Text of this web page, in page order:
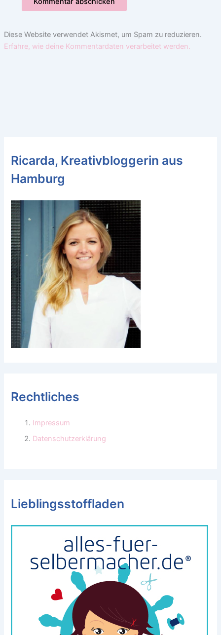
Diese Website verwendet Akismet, um Spam zu reduzieren.
Erfahre, wie deine Kommentardaten verarbeitet werden.
Ricarda, Kreativbloggerin aus
Hamburg
Rechtliches
Impressum
Datenschutzerklärung
Lieblingsstoffladen